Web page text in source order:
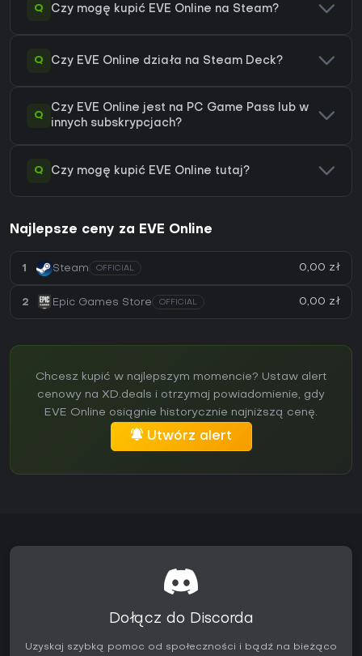
Q Czy mogę kupić EVE Online na Steam?
Q Czy EVE Online działa na Steam Deck?
Q
Czy EVE Online jest na PC Game Pass lub w
innych subskrypcjach?
Q Czy mogę kupić EVE Online tutaj?
Najlepsze ceny za EVE Online
1 Steam OFFICIAL 0,00 zł
2 Epic Games Store OFFICIAL 0,00 zł
Chcesz kupić w najlepszym momencie? Ustaw alert
cenowy na XD.deals i otrzymaj powiadomienie, gdy
EVE Online osiągnie historycznie najniższą cenę.
Utwórz alert
Dołącz do Discorda
Uzyskaj szybką pomoc od społeczności i bądź na bieżąco